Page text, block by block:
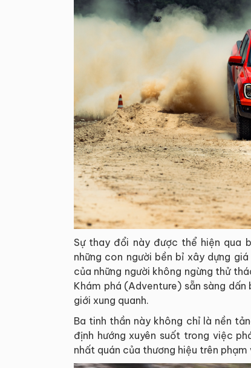
Sự thay đổi này được thể hiện qua
những con người bền bỉ xây dựng
của những người không ngừng thử
Khám phá (Adventure) sẵn sàng
giới xung quanh.
Ba tinh thần này không chỉ là nền
định hướng xuyên suốt trong việc
nhất quán của thương hiệu trên